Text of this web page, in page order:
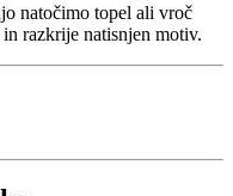
natočimo topel ali vroč
razkrije natisnjen motiv.